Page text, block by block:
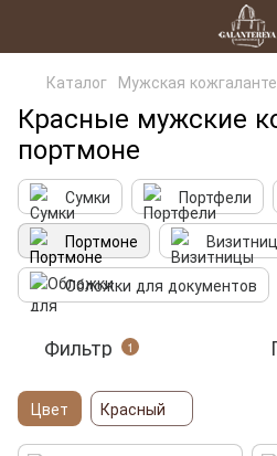
Каталог Мужская
Красные мужские
портмоне
Сумки Портфели
Портмоне
Обложки для документов
Фильтр 1
Цвет Красный